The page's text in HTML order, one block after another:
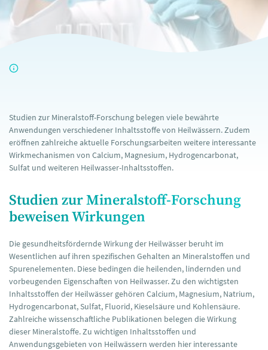
Studien zur Mineralstoff-Forschung belegen viele bewährte
Anwendungen verschiedener Inhaltsstoffe von Heilwässern. Zudem
eröffnen zahlreiche aktuelle Forschungsarbeiten weitere interessante
Wirkmechanismen von Calcium, Magnesium, Hydrogencarbonat,
Sulfat und weiteren Heilwasser-Inhaltsstoffen.
Studien zur Mineralstoff-Forschung
beweisen Wirkungen
Die gesundheitsfördernde Wirkung der Heilwässer beruht im
Wesentlichen auf ihren spezifischen Gehalten an Mineralstoffen und
Spurenelementen. Diese bedingen die heilenden, lindernden und
vorbeugenden Eigenschaften von Heilwasser. Zu den wichtigsten
Inhaltsstoffen der Heilwässer gehören Calcium, Magnesium, Natrium,
Hydrogencarbonat, Sulfat, Fluorid, Kieselsäure und Kohlensäure.
Zahlreiche wissenschaftliche Publikationen belegen die Wirkung
dieser Mineralstoffe. Zu wichtigen Inhaltsstoffen und
Anwendungsgebieten von Heilwässern werden hier interessante